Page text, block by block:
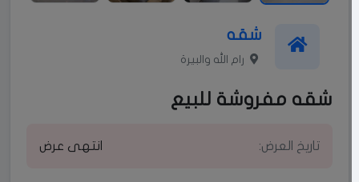
شقه
رام الله والبيرة
شقه مفروشة للبيع
تاريخ العرض: انتهى عرض